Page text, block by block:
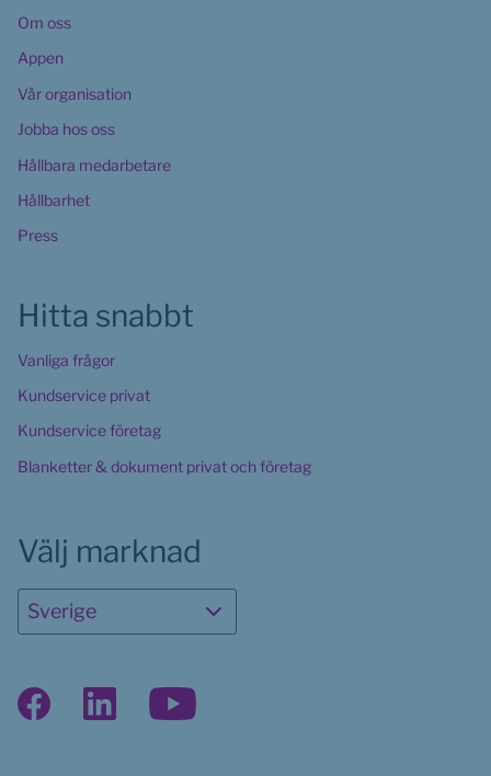
Om oss
Appen
Vår organisation
Jobba hos oss
Hållbara medarbetare
Hållbarhet
Press
Hitta snabbt
Vanliga frågor
Kundservice privat
Kundservice företag
Blanketter & dokument privat och företag
Välj marknad
Sverige